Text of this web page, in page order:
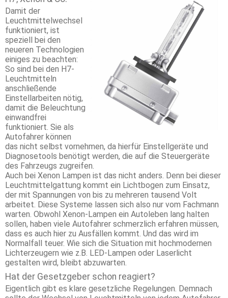
Damit der
Leuchtmittelwechsel
funktioniert, ist
speziell bei den
neueren Technologien
einiges zu beachten:
So sind bei den H7-
Leuchtmitteln
anschließende
Einstellarbeiten nötig,
damit die Beleuchtung
einwandfrei
funktioniert. Sie als
Autofahrer können
das nicht selbst vornehmen, da hierfür Einstellgeräte und
Diagnosetools benötigt werden, die auf die Steuergeräte
des Fahrzeugs zugreifen.
Auch bei Xenon Lampen ist das nicht anders. Denn bei dieser
Leuchtmittelgattung kommt ein Lichtbogen zum Einsatz,
der mit Spannungen von bis zu mehreren tausend Volt
arbeitet. Diese Systeme lassen sich also nur vom Fachmann
warten. Obwohl Xenon-Lampen ein Autoleben lang halten
sollen, haben viele Autofahrer schmerzlich erfahren müssen,
dass es auch hier zu Ausfällen kommt. Und das wird im
Normalfall teuer. Wie sich die Situation mit hochmodernen
Lichterzeugern wie z.B. LED-Lampen oder Laserlicht
gestalten wird, bleibt abzuwarten.
Hat der Gesetzgeber schon reagiert?
Eigentlich gibt es klare gesetzliche Regelungen. Demnach